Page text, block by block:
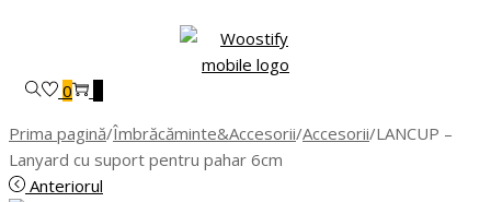
0
Prima pagină/Îmbrăcăminte&Accesorii/Accesorii/LANCUP –
Lanyard cu suport pentru pahar 6cm
Anteriorul